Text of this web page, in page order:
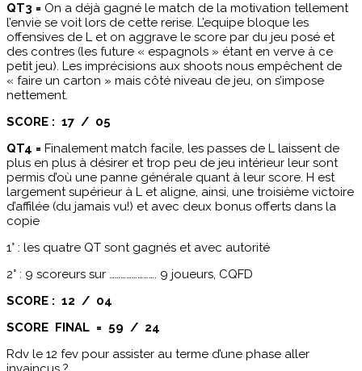
QT3 = On a déjà gagné le match de la motivation tellement
l’envie se voit lors de cette rerise. L’equipe bloque les
offensives de L et on aggrave le score par du jeu posé et
des contres (les future « espagnols » étant en verve à ce
petit jeu). Les imprécisions aux shoots nous empêchent de
« faire un carton » mais côté niveau de jeu, on s’impose
nettement.
SCORE : 17 / 05
QT4 = Finalement match facile, les passes de L laissent de
plus en plus à désirer et trop peu de jeu intérieur leur sont
permis d’où une panne générale quant à leur score. H est
largement supérieur à L et aligne, ainsi, une troisième victoire
d’affilée (du jamais vu!) et avec deux bonus offerts dans la
copie
1° : les quatre QT sont gagnés et avec autorité
2° : 9 scoreurs sur ……………………. 9 joueurs, CQFD
SCORE : 12 / 04
SCORE FINAL = 59 / 24
Rdv le 12 fev pour assister au terme d’une phase aller